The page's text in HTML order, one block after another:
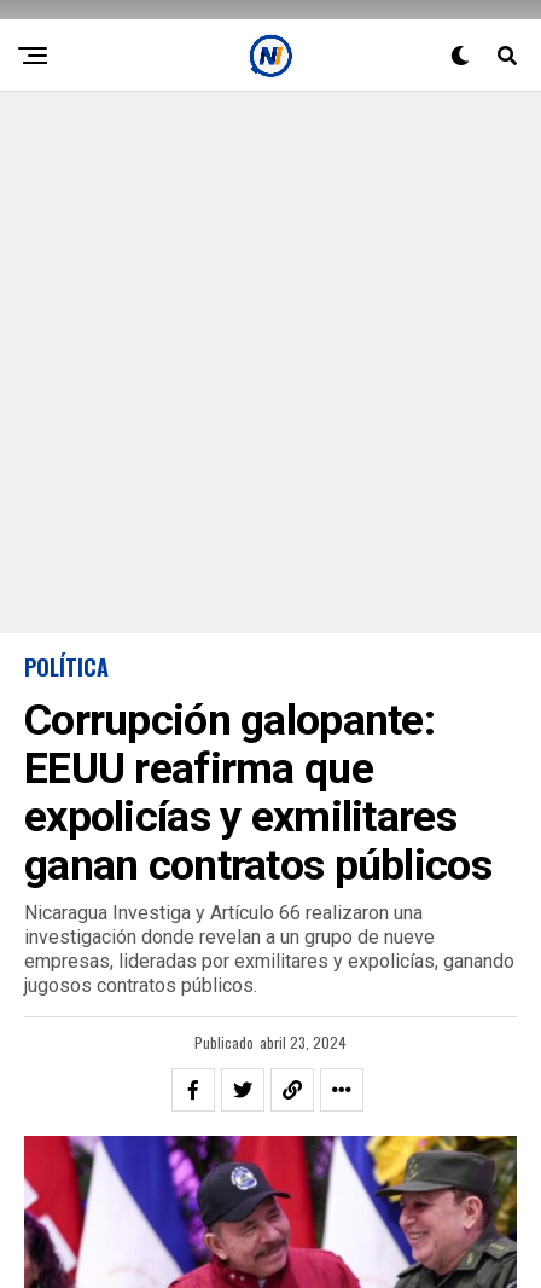
POLÍTICA
Corrupción galopante:
EEUU reafirma que
expolicías y exmilitares
ganan contratos públicos
Nicaragua Investiga y Artículo 66 realizaron una
investigación donde revelan a un grupo de nueve
empresas, lideradas por exmilitares y expolicías, ganando
jugosos contratos públicos.
Publicado abril 23, 2024